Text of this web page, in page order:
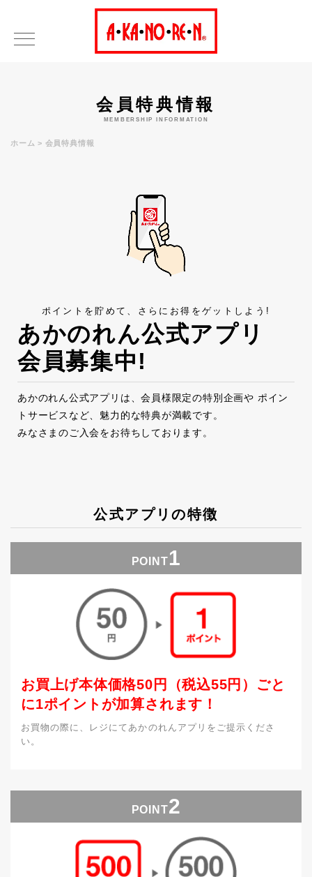
ホーム 会員特典情報
会員特典情報
MEMBERSHIP INFORMATION
ポイントを貯めて、さらにお得をゲットしよう!
あかのれん公式アプリ
会員募集中!
あかのれん公式アプリは、会員様限定の特別企画や ポイン
トサービスなど、魅力的な特典が満載です。
みなさまのご入会をお待ちしております。
公式アプリの特徴
POINT1
お買上げ本体価格50円（税込55円）ごと
に1ポイントが加算されます！
お買物の際に、レジにてあかのれんアプリをご提示くださ
い。
POINT2